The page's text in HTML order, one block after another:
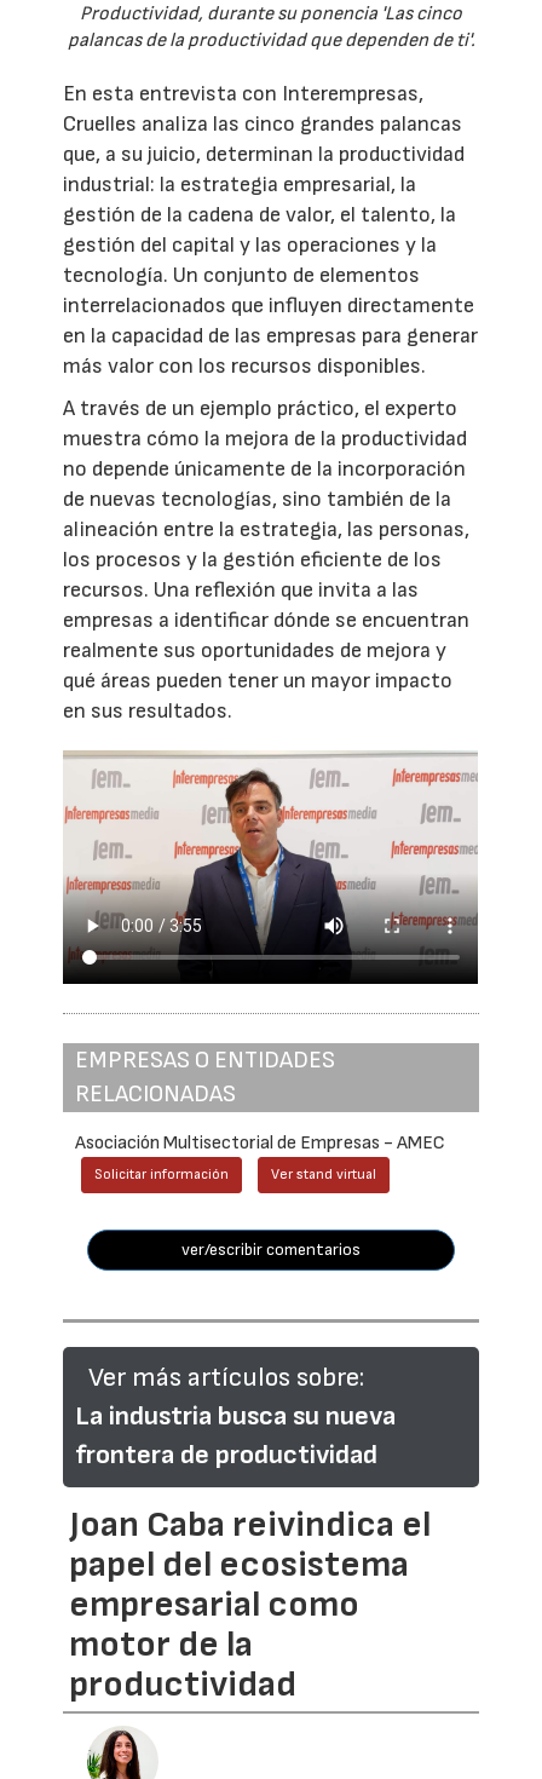
Productividad, durante su ponencia 'Las cinco
palancas de la productividad que dependen de ti'.
En esta entrevista con Interempresas,
Cruelles analiza las cinco grandes palancas
que, a su juicio, determinan la productividad
industrial: la estrategia empresarial, la
gestión de la cadena de valor, el talento, la
gestión del capital y las operaciones y la
tecnología. Un conjunto de elementos
interrelacionados que influyen directamente
en la capacidad de las empresas para generar
más valor con los recursos disponibles.
A través de un ejemplo práctico, el experto
muestra cómo la mejora de la productividad
no depende únicamente de la incorporación
de nuevas tecnologías, sino también de la
alineación entre la estrategia, las personas,
los procesos y la gestión eficiente de los
recursos. Una reflexión que invita a las
empresas a identificar dónde se encuentran
realmente sus oportunidades de mejora y
qué áreas pueden tener un mayor impacto
en sus resultados.
EMPRESAS O ENTIDADES
RELACIONADAS
Asociación Multisectorial de Empresas - AMEC
Solicitar información Ver stand virtual
ver/escribir comentarios
Ver más artículos sobre:
La industria busca su nueva
frontera de productividad
Joan Caba reivindica el
papel del ecosistema
empresarial como
motor de la
productividad